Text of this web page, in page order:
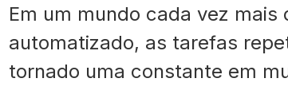
Em um mundo cada vez mais
automatizado, as tarefas
tornado uma constante em